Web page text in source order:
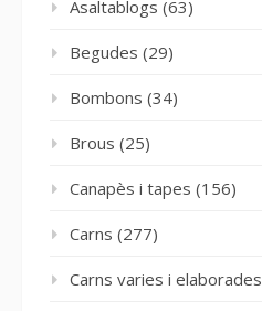
Asaltablogs (63)
Begudes (29)
Bombons (34)
Brous (25)
Canapès i tapes (156)
Carns (277)
Carns varies i elaborades